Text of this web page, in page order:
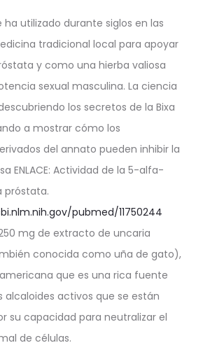
ha utilizado durante siglos en las
tradicional local para apoyar
y como una hierba valiosa
sexual masculina. La ciencia
los secretos de la Bixa
a mostrar cómo los
del annato pueden inhibir la
ENLACE: Actividad de la 5-alfa-
próstata.
pubmed/11750244
mg de extracto de uncaria
conocida como uña de gato),
que es una rica fuente
activos que se están
su capacidad para neutralizar el
de células.